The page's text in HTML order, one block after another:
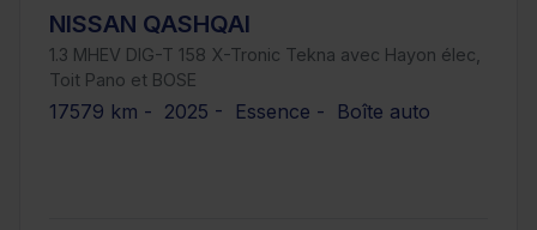
NISSAN QASHQAI
1.3 MHEV DIG-T 158 X-Tronic Tekna avec Hayon élec,
Toit Pano et BOSE
17579 km - 2025 - Essence - Boîte auto